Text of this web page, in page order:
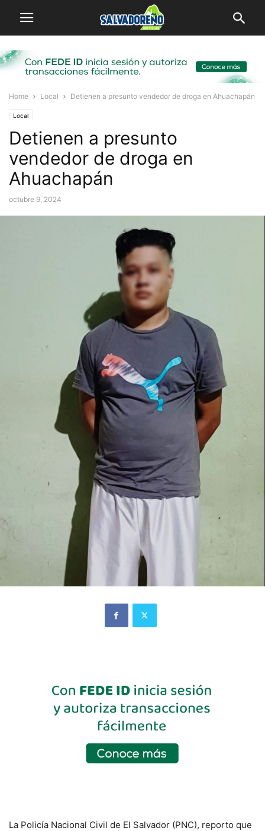
Home Local Detienen a presunto vendedor de droga en Ahuachapán
Local
Detienen a presunto
vendedor de droga en
Ahuachapán
octubre 9, 2024
La Policía Nacional Civil de El Salvador (PNC), reporto que